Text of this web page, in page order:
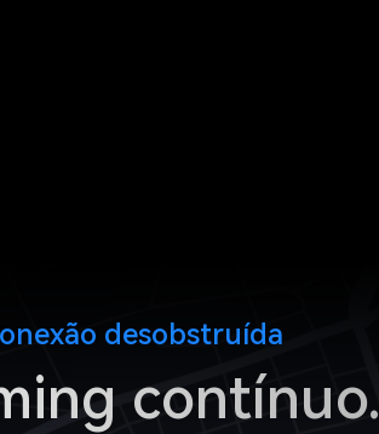
desobstruída
contínuo.